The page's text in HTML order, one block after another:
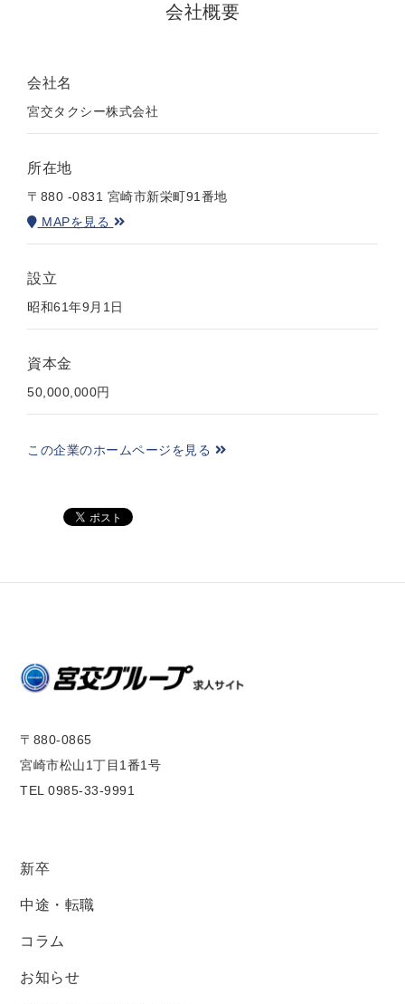
会社概要
会社名
宮交タクシー株式会社
所在地
〒880 -0831 宮崎市新栄町91番地
MAPを見る
設立
昭和61年9月1日
資本金
50,000,000円
この企業のホームページを見る
〒880-0865
宮崎市松山1丁目1番1号
TEL 0985-33-9991
新卒
中途・転職
コラム
お知らせ